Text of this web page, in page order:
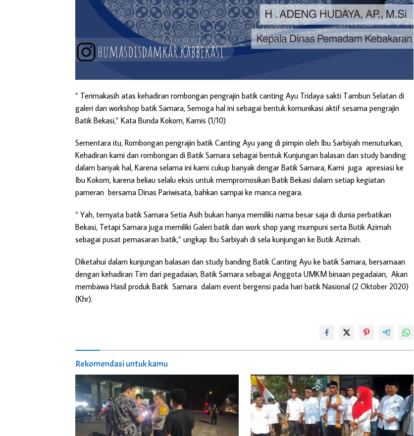
” Terimakasih atas kehadiran rombongan pengrajin batik canting Ayu Tridaya sakti Tambun Selatan di
galeri dan workshop batik Samara, Semoga hal ini sebagai bentuk komunikasi aktif sesama pengrajin
Batik Bekasi,” Kata Bunda Kokom, Kamis (1/10)
Sementara itu, Rombongan pengrajin batik Canting Ayu yang di pimpin oleh Ibu Sarbiyah menuturkan,
Kehadiran kami dan rombongan di Batik Samara sebagai bentuk Kunjungan balasan dan study banding
dalam banyak hal, Karena selama ini kami cukup banyak dengar Batik Samara, Kami juga apresiasi ke
Ibu Kokom, karena beliau selalu eksis untuk mempromosikan Batik Bekasi dalam setiap kegiatan
pameran bersama Dinas Pariwisata, bahkan sampai ke manca negara.
” Yah, ternyata batik Samara Setia Asih bukan hanya memiliki nama besar saja di dunia perbatikan
Bekasi, Tetapi Samara juga memiliki Galeri batik dan work shop yang mumpuni serta Butik Azimah
sebagai pusat pemasaran batik,” ungkap Ibu Sarbiyah di sela kunjungan ke Butik Azimah.
Diketahui dalam kunjungan balasan dan study banding Batik Canting Ayu ke batik Samara, bersamaan
dengan kehadiran Tim dari pegadaian, Batik Samara sebagai Anggota UMKM binaan pegadaian, Akan
membawa Hasil produk Batik Samara dalam event bergensi pada hari batik Nasional (2 Oktober 2020)
(Khr).
Rekomendasi untuk kamu